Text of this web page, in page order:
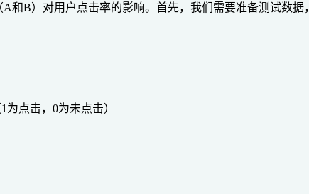
B）对用户点击率的影响。首先，我们需要准备测试数据
点击，0为未点击）